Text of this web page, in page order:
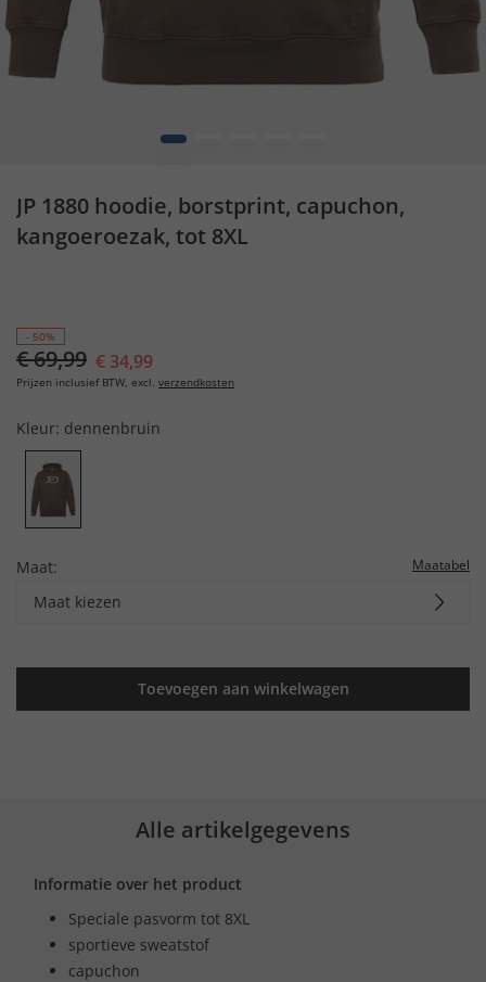
1
JP 1880 hoodie, borstprint, capuchon,
kangoeroezak, tot 8XL
- 50%
€ 69,99 € 34,99
Prijzen inclusief BTW, excl. verzendkosten
Kleur: dennenbruin
Maat: Maatabel
Maat kiezen
Toevoegen aan winkelwagen
Alle artikelgegevens
Informatie over het product
Speciale pasvorm tot 8XL
sportieve sweatstof
capuchon